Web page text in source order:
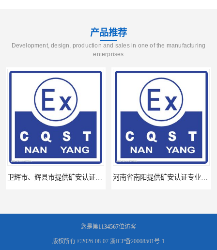
产品推荐
Development, design, production and sales in one of the manufacturing
enterprises
卫辉市、辉县市提供矿安认证专业技术服务值得信赖的咨询专家 河南省南阳提供矿安认证专业技术服务值得信赖的咨询专家
您是第1134567位访客
版权所有 ©2026-08-07 浙ICP备20008501号-1